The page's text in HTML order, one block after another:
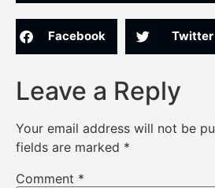
Facebook Twitter
Leave a Reply
Your email address will not be
fields are marked *
Comment *